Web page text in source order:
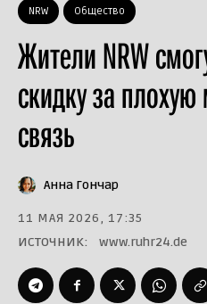
NRW Общество
Жители NRW
скидку за
связь
Анна Гончар
11 МАЯ 2026, 17:35
ИСТОЧНИК:
www.ruhr24.de